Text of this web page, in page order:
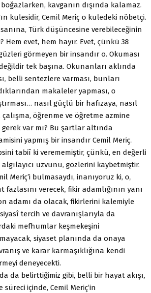
kavganın dışında kalamaz.
kulesidir, Cemil Meriç o kuledeki nöbetçi.
Türk düşüncesine verebileceğinin
Hem evet, hem hayır. Evet, çünkü 38
görmeyen bir insandır o. Okuması
tek başına. Okunanları aklında
belli sentezlere varması, bunları
makaleler yapması, o
nasıl güçlü bir hafızaya, nasıl
öğrenme ve öğretme azmine
var mı? Bu şartlar altında
yapmış bir insandır Cemil Meriç.
tabiî ki verememiştir, çünkü, en değerli
uzvunu, gözlerini kaybetmiştir.
Meriç’i bulmasaydı, inanıyoruz ki, o,
verecek, fikir adamlığının yanı
adamı da olacak, fikirlerini kalemiyle
tercih ve davranışlarıyla da
mefhumlar keşmekeşini
siyaset planında da onaya
ve karar karmaşıklığına kendi
deneyecekti.
da belirttiğimiz gibi, belli bir hayat akışı,
içinde, Cemil Meriç’in